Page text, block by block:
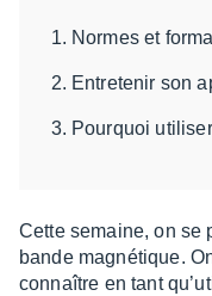
Normes et
Entretenir son
Pourquoi
Cette semaine, on se
bande magné­tique.
connaître en tant